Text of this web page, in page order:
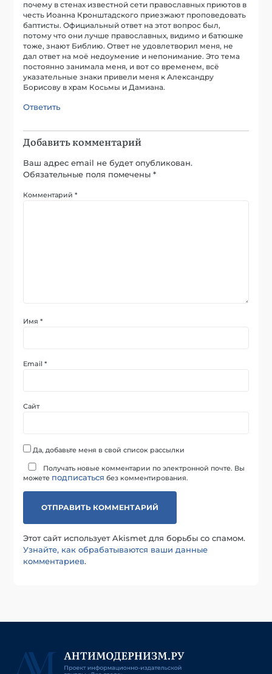
почему в стенах известной сети православных приютов в
честь Иоанна Кронштадского приезжают проповедовать
баптисты. Официальный ответ на этот вопрос был,
потому что они лучше православных, видимо и батюшке
тоже, знают Библию. Ответ не удовлетворил меня, не
дал ответ на моё недоумение и непонимание. Это тема
постоянно занимала меня, и вот со временем, всё
указательные знаки привели меня к Александру
Борисову в храм Косьмы и Дамиана.
Ответить
Добавить комментарий
Ваш адрес email не будет опубликован.
Обязательные поля помечены*
Комментарий*
Имя*
Email*
Сайт
Да, добавьте меня в свой список рассылки
Получать новые комментарии по электронной почте. Вы
можете подписаться без комментирования.
Этот сайт использует Akismet для борьбы со спамом.
Узнайте, как обрабатываются ваши данные
комментариев.